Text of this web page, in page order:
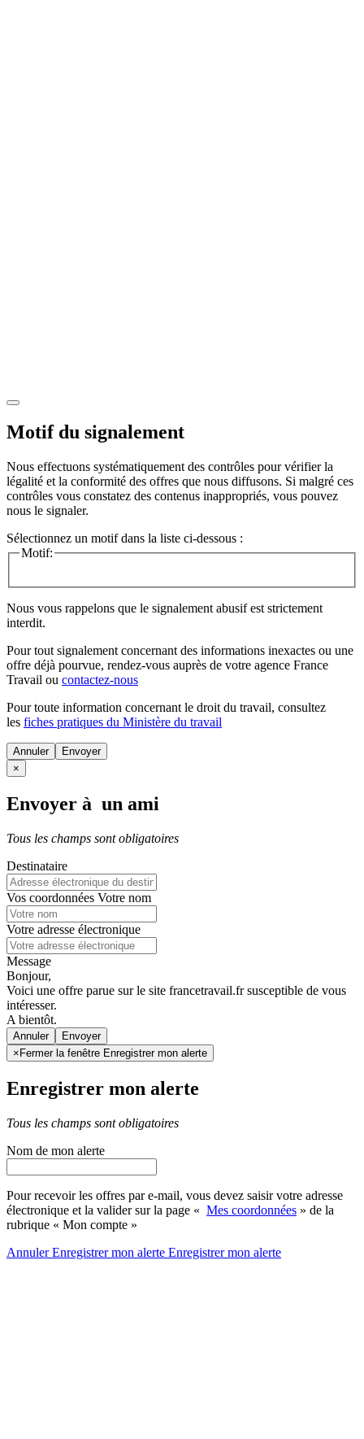
Motif du signalement
Nous effectuons systématiquement des contrôles pour vérifier la
légalité et la conformité des offres que nous diffusons. Si malgré ces
contrôles vous constatez des contenus inappropriés, vous pouvez
nous le signaler.
Sélectionnez un motif dans la liste ci-dessous :
Motif:
Nous vous rappelons que le signalement abusif est strictement
interdit.
Pour tout signalement concernant des informations inexactes ou une
offre déjà pourvue, rendez-vous auprès de votre agence France
Travail ou contactez-nous
Pour toute information concernant le droit du travail, consultez
les fiches pratiques du Ministère du travail
Annuler
×
Envoyer à un ami
Tous les champs sont obligatoires
Destinataire
Vos coordonnées Votre nom
Votre adresse électronique
Message
Bonjour,
Voici une offre parue sur le site francetravail.fr susceptible de vous
intéresser.
A bientôt.
Annuler
× Fermer la fenêtre Enregistrer mon alerte
Enregistrer mon alerte
Tous les champs sont obligatoires
Nom de mon alerte
Pour recevoir les offres par e-mail, vous devez saisir votre adresse
électronique et la valider sur la page « Mes coordonnées » de la
rubrique « Mon compte »
AnnulerEnregistrer mon alerte Enregistrermon alerte